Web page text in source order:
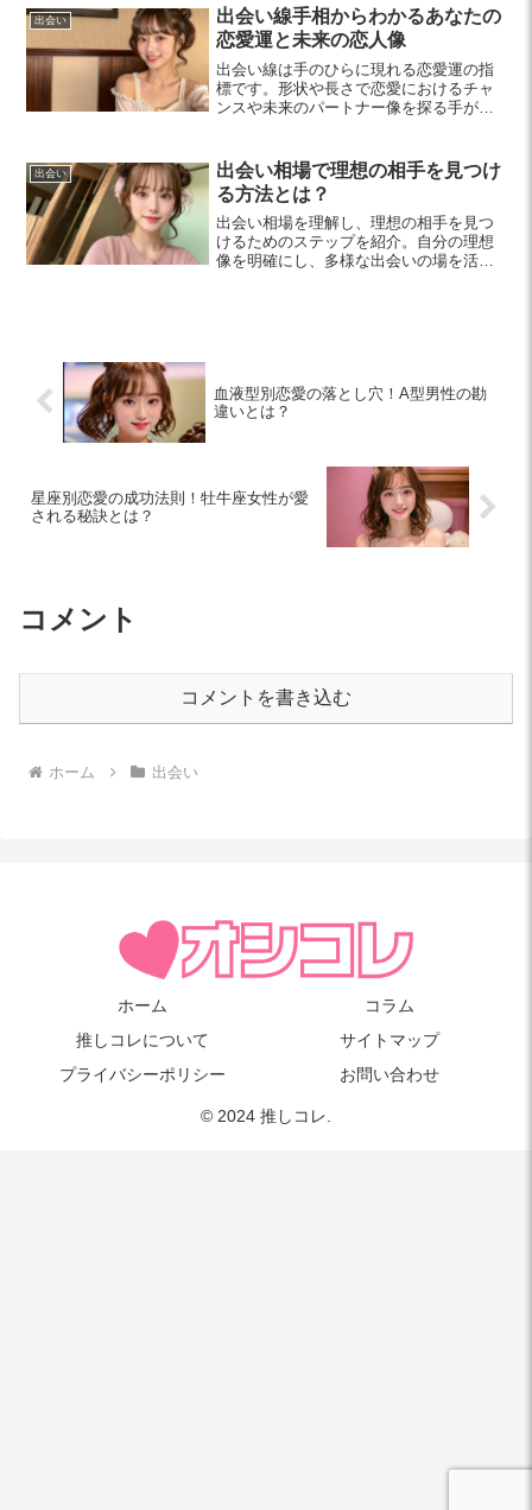
ましょう。
出会い
出会い線手相からわかるあなたの
恋愛運と未来の恋人像
出会い線は手のひらに現れる恋愛運の指
標です。形状や長さで恋愛におけるチャ
ンスや未来のパートナー像を探る手がか
です。
出会い
出会い相場で理想の相手を見つけ
る方法とは？
出会い相場を理解し、理想の相手を見つ
けるためのステップを紹介。自分の理想
像を明確にし、多様な出会いの場を活用
血液型別恋愛の落とし穴！A型男性の勘
違いとは？
星座別恋愛の成功法則！牡牛座女性が愛
される秘訣とは？
コメント
コメントを書き込む
ホーム 出会い
ホーム
コラム
推しコレについて
サイトマップ
プライバシーポリシー
お問い合わせ
© 2024 推しコレ.